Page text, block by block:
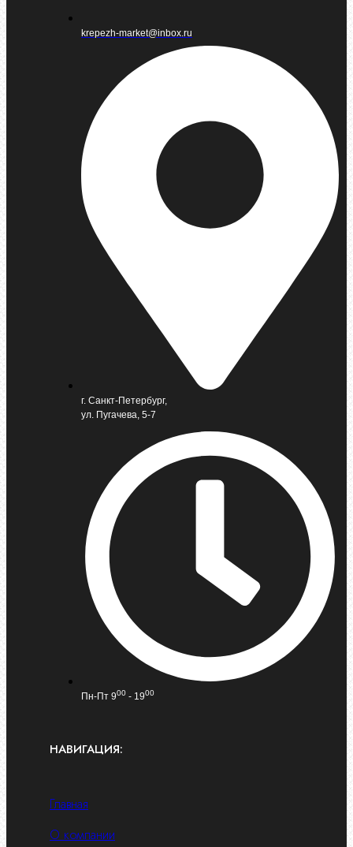
krepezh-market@inbox.ru
г. Санкт-Петербург,
ул. Пугачева, 5-7
Пн-Пт 900 - 1900
НАВИГАЦИЯ:
Главная
О компании